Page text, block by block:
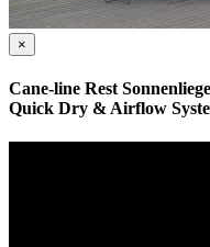
×
Cane-line Rest
Quick Dry & Airflow